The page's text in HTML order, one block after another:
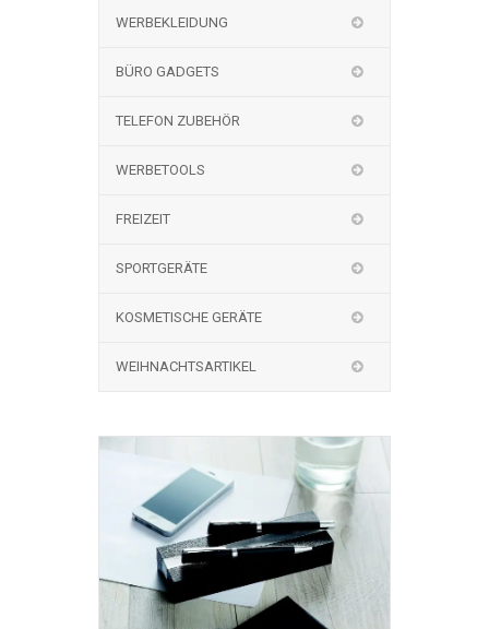
WERBEKLEIDUNG
BÜRO GADGETS
TELEFON ZUBEHÖR
WERBETOOLS
FREIZEIT
SPORTGERÄTE
KOSMETISCHE GERÄTE
WEIHNACHTSARTIKEL